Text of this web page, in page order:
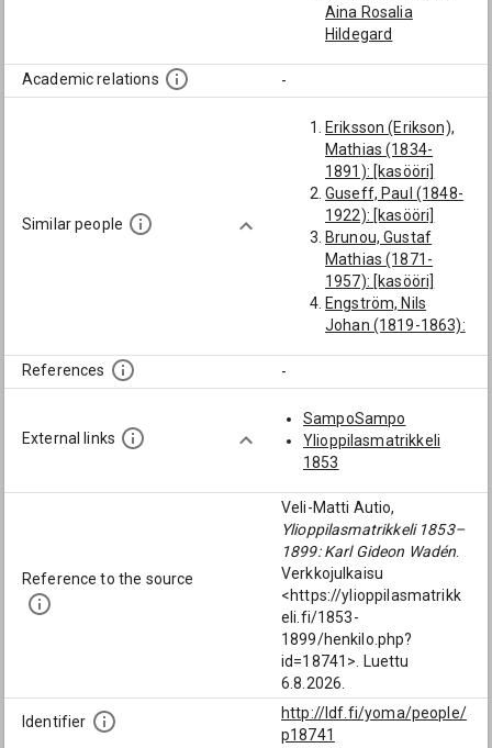
Aina Rosalia
Hildegard
Academic relations -
Similar people
Eriksson (Erikson),
Mathias (1834-
1891): [kasööri]
Guseff, Paul (1848-
1922): [kasööri]
Brunou, Gustaf
Mathias (1871-
1957): [kasööri]
Engström, Nils
Johan (1819-1863):
Korpilahti]
Forsvik, Karl
Waldemar (1864-
1919): [kasööri]
Mikael (1860-1935):
[kasööri]
References -
External links
SampoSampo
Ylioppilasmatrikkeli
1853
Reference to the source
Veli-Matti Autio,
Ylioppilasmatrikkeli 1853–
1899: Karl Gideon Wadén
Verkkojulkaisu
<https://ylioppilasmatrikk
eli.fi/1853-
1899/henkilo.php?
id=18741>. Luettu
6.8.2026.
Identifier
http://ldf.fi/yoma/people/
p18741